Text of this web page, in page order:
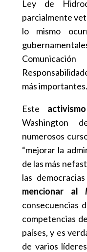
Ley de
parcialmente
lo mismo
más importantes.
Este
Washington
numerosos
“mejorar la
de las más
las
mencionar al
consecuencias
competencias
países, y es
de varios